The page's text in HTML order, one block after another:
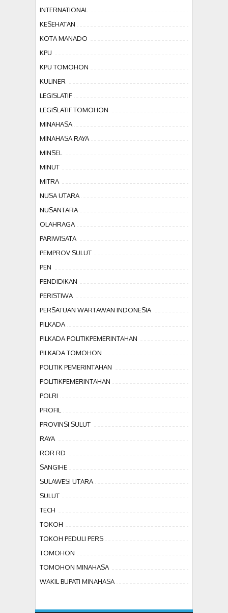
INTERNATIONAL
KESEHATAN
KOTA MANADO
KPU
KPU TOMOHON
KULINER
LEGISLATIF
LEGISLATIF TOMOHON
MINAHASA
MINAHASA RAYA
MINSEL
MINUT
MITRA
NUSA UTARA
NUSANTARA
OLAHRAGA
PARIWISATA
PEMPROV SULUT
PEN
PENDIDIKAN
PERISTIWA
PERSATUAN WARTAWAN INDONESIA
PILKADA
PILKADA POLITIKPEMERINTAHAN
PILKADA TOMOHON
POLITIK PEMERINTAHAN
POLITIKPEMERINTAHAN
POLRI
PROFIL
PROVINSI SULUT
RAYA
ROR RD
SANGIHE
SULAWESI UTARA
SULUT
TECH
TOKOH
TOKOH PEDULI PERS
TOMOHON
TOMOHON MINAHASA
WAKIL BUPATI MINAHASA